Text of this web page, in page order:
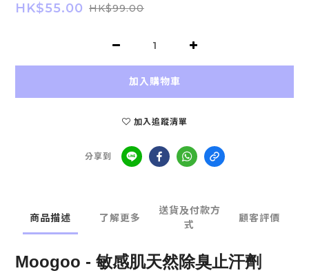
HK$55.00 HK$99.00
加入購物車
加入追蹤清單
分享到
商品描述 了解更多
送貨及付款方
式
顧客評價
Moogoo - 敏感肌天然除臭止汗劑